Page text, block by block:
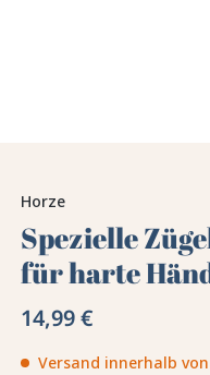
Horze
Spezielle
für harte
14,99 €
Versand innerhalb